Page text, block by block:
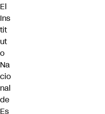
El
Ins
tit
ut
o
Na
cio
nal
de
Es